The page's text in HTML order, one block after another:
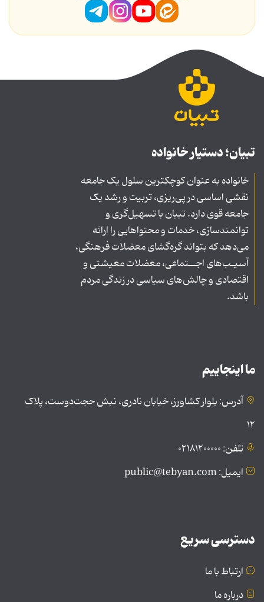
تبیان؛ دستیار خانواده
خانواده به عنوان کوچکترین سلول یک جامعه
نقشی اساسی در پی‌ریزی، تربیت و رشد یک
جامعه قوی دارد. تبیان با تسهیل‌گری و
توانمندسازی، خدمات و محتواهایی را ارائه
می‌دهد که بتواند گره‌گشای معضلات فرهنگی،
آسیـب‌های اجــتماعی، معضلات معیشتی و
اقتصادی و چالش‌های سیاسی در زندگی مردم
باشد.
ما اینجاییم
آدرس: بلوار کشاورز، خیابان نادری، نبش حجت‌دوست، پلاک
۱۲
تلفن: ۰۲۱۸۱۲۰۰۰۰۰
ایمیل: public@tebyan.com
دسترسی سریع
ارتباط با ما
درباره ما